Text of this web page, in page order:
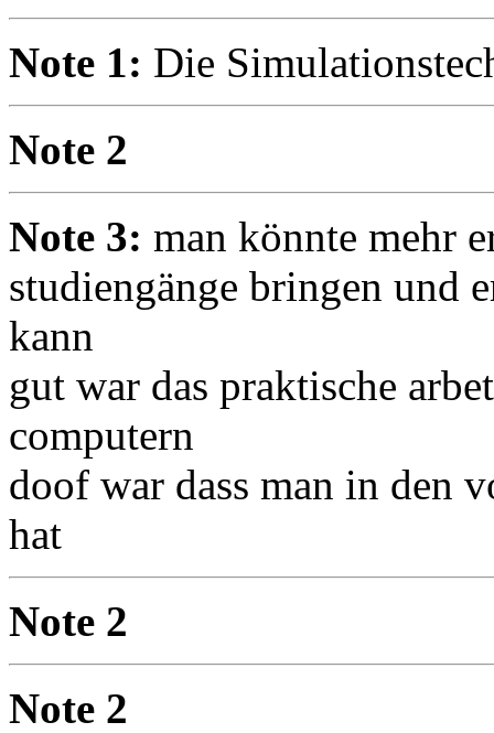
Note 1: Die
Note 2
Note 3: man könnte mehr
studiengänge bringen und
kann
gut war das praktische
computern
doof war dass man in den
hat
Note 2
Note 2